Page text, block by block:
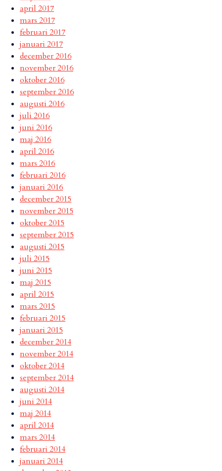
april 2017
mars 2017
februari 2017
januari 2017
december 2016
november 2016
oktober 2016
september 2016
augusti 2016
juli 2016
juni 2016
maj 2016
april 2016
mars 2016
februari 2016
januari 2016
december 2015
november 2015
oktober 2015
september 2015
augusti 2015
juli 2015
juni 2015
maj 2015
april 2015
mars 2015
februari 2015
januari 2015
december 2014
november 2014
oktober 2014
september 2014
augusti 2014
juni 2014
maj 2014
april 2014
mars 2014
februari 2014
januari 2014